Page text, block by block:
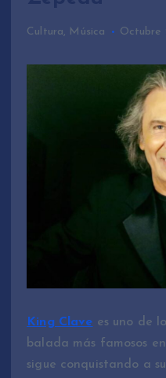
Cultura, Música Octubre
King Clave es uno de
balada más famosos en
sigue conquistando a